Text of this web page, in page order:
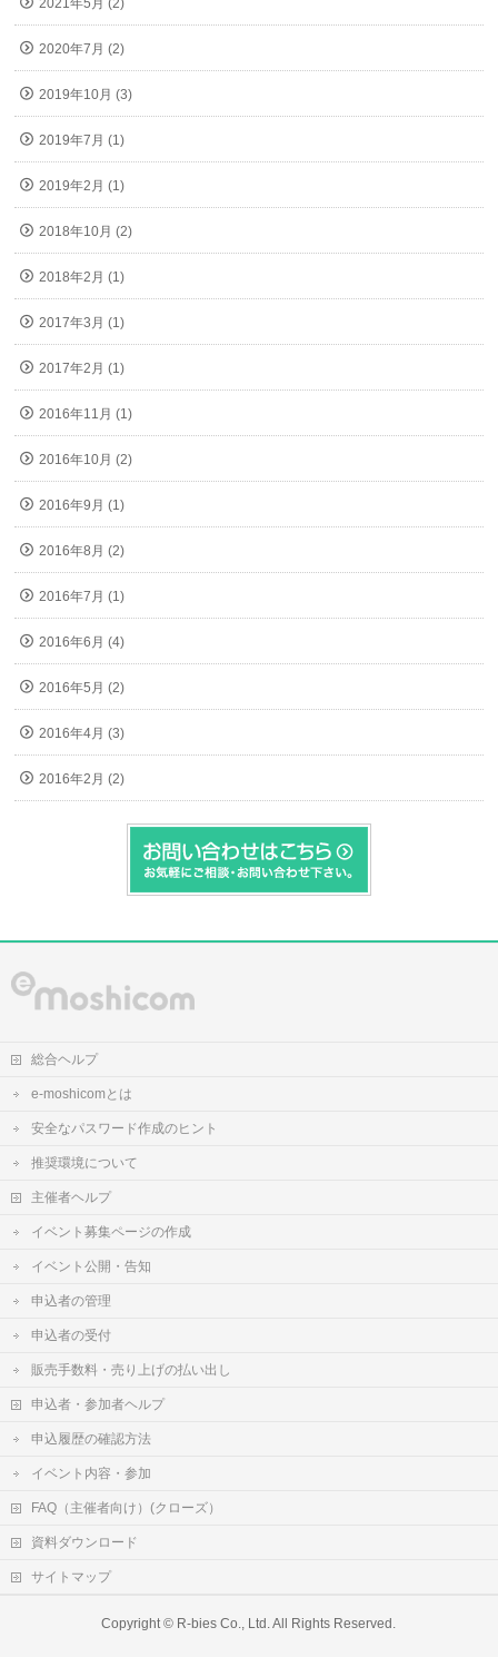
2020年7月 (2)
2019年10月 (3)
2019年7月 (1)
2019年2月 (1)
2018年10月 (2)
2018年2月 (1)
2017年3月 (1)
2017年2月 (1)
2016年11月 (1)
2016年10月 (2)
2016年9月 (1)
2016年8月 (2)
2016年7月 (1)
2016年6月 (4)
2016年5月 (2)
2016年4月 (3)
2016年2月 (2)
総合ヘルプ
e-moshicomとは
安全なパスワード作成のヒント
推奨環境について
主催者ヘルプ
イベント募集ページの作成
イベント公開・告知
申込者の管理
申込者の受付
販売手数料・売り上げの払い出し
申込者・参加者ヘルプ
申込履歴の確認方法
イベント内容・参加
FAQ（主催者向け）(クローズ）
資料ダウンロード
サイトマップ
Copyright © R-bies Co., Ltd. All Rights Reserved.